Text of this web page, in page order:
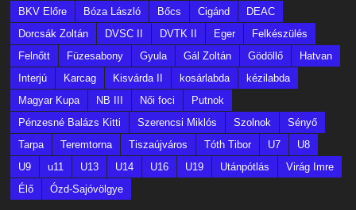
BKV Előre Bóza László Bőcs Cigánd
DEAC
Dorcsák Zoltán
DVSC II DVTK II Eger
Felkészülés
Felnőtt
Füzesabony Gyula Gál Zoltán Gödöllő
Hatvan
Interjú
Karcag Kisvárda II kosárlabda
kézilabda
Magyar Kupa
NB III Női foci
Putnok
Pénzesné Balázs Kitti
Szerencsi Miklós Szolnok
Sényő
Tarpa
Teremtorna Tiszaújváros Tóth Tibor U7
U8
U9
u11 U13 U14 U16 U19 Utánpótlás
Virág Imre
Élő
Ózd-Sajóvölgye